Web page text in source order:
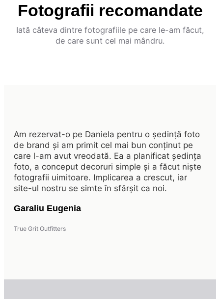
Fotografii recomandate
Iată câteva dintre fotografiile pe care le-am făcut,
de care sunt cel mai mândru.
Am rezervat-o pe Daniela pentru o ședință foto
de brand și am primit cel mai bun conținut pe
care l-am avut vreodată. Ea a planificat ședința
foto, a conceput decoruri simple și a făcut niște
fotografii uimitoare. Implicarea a crescut, iar
site-ul nostru se simte în sfârșit ca noi.
Garaliu Eugenia
True Grit Outfitters